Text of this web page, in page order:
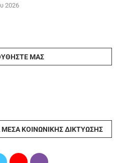
2026
ΜΑΣ
ΚΟΙΝΩΝΙΚΉΣ ΔΙΚΤΎΩΣΗΣ